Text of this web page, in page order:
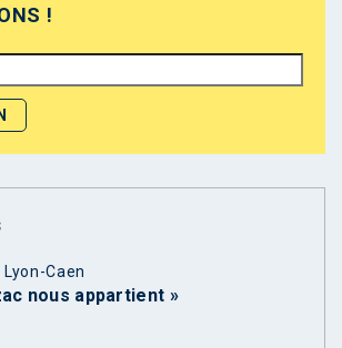
!
Caen
nous appartient »